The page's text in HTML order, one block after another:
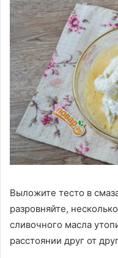
Выложите тесто в
разровняйте,
сливочного масла
расстоянии друг от